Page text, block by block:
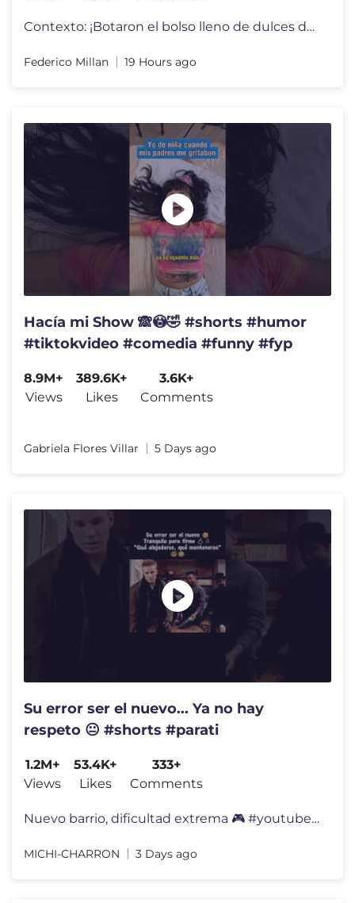
Contexto: ¡Botaron el bolso lleno de dulces de la mamá profesora de
Federico Millan 19 Hours ago
Hacía mi Show 🙈😳🤣 #shorts #humor
#tiktokvideo #comedia #funny #fyp
8.9M+
Views
389.6K+
Likes
3.6K+
Comments
Gabriela Flores Villar 5 Days ago
Su error ser el nuevo... Ya no hay
respeto 😐 #shorts #parati
1.2M+
Views
53.4K+
Likes
333+
Comments
Nuevo barrio, dificultad extrema 🎮 #youtubeshorts #shortsvideo #sho
MICHI-CHARRON 3 Days ago